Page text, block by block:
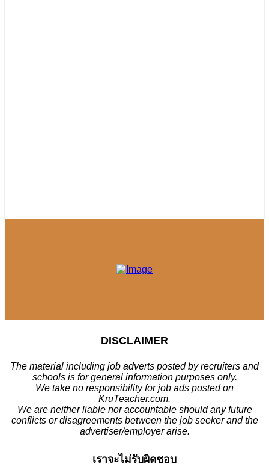
DISCLAIMER
The material including job adverts posted by recruiters and
schools is for general information purposes only.
We take no responsibility for job ads posted on
KruTeacher.com.
We are neither liable nor accountable should any future
conflicts or disagreements between the job seeker and the
advertiser/employer arise.
เราจะไม่รับผิดชอบ